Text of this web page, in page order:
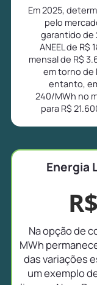
Em 2025,
pelo
garantido de
ANEEL de
mensal de R$
em torno de
entanto,
240/MWh no
para R$
Energia
Na opção de
MWh
das variações
um exemplo